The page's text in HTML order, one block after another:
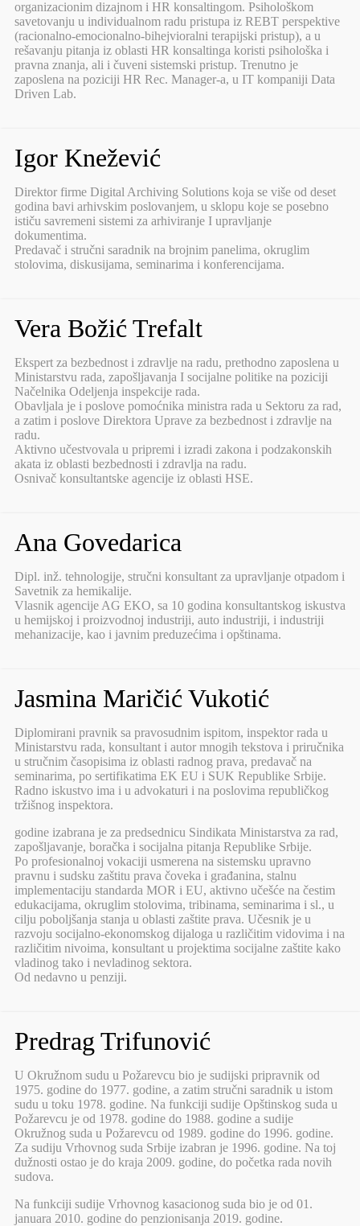
organizacionim dizajnom i HR konsaltingom. Psihološkom
savetovanju u individualnom radu pristupa iz REBT perspektive
(racionalno-emocionalno-bihejvioralni terapijski pristup), a u
rešavanju pitanja iz oblasti HR konsaltinga koristi psihološka i
pravna znanja, ali i čuveni sistemski pristup. Trenutno je
zaposlena na poziciji HR Rec. Manager-a, u IT kompaniji Data
Driven Lab.
Igor Knežević
Direktor firme Digital Archiving Solutions koja se više od deset
godina bavi arhivskim poslovanjem, u sklopu koje se posebno
ističu savremeni sistemi za arhiviranje I upravljanje
dokumentima.
Predavač i stručni saradnik na brojnim panelima, okruglim
stolovima, diskusijama, seminarima i konferencijama.
Vera Božić Trefalt
Ekspert za bezbednost i zdravlje na radu, prethodno zaposlena u
Ministarstvu rada, zapošljavanja I socijalne politike na poziciji
Načelnika Odeljenja inspekcije rada.
Obavljala je i poslove pomoćnika ministra rada u Sektoru za rad,
a zatim i poslove Direktora Uprave za bezbednost i zdravlje na
radu.
Aktivno učestvovala u pripremi i izradi zakona i podzakonskih
akata iz oblasti bezbednosti i zdravlja na radu.
Osnivač konsultantske agencije iz oblasti HSE.
Ana Govedarica
Dipl. inž. tehnologije, stručni konsultant za upravljanje otpadom i
Savetnik za hemikalije.
Vlasnik agencije AG EKO, sa 10 godina konsultantskog iskustva
u hemijskoj i proizvodnoj industriji, auto industriji, i industriji
mehanizacije, kao i javnim preduzećima i opštinama.
Jasmina Maričić Vukotić
Diplomirani pravnik sa pravosudnim ispitom, inspektor rada u
Ministarstvu rada, konsultant i autor mnogih tekstova i priručnika
u stručnim časopisima iz oblasti radnog prava, predavač na
seminarima, po sertifikatima EK EU i SUK Republike Srbije.
Radno iskustvo ima i u advokaturi i na poslovima republičkog
tržišnog inspektora.
godine izabrana je za predsednicu Sindikata Ministarstva za rad,
zapošljavanje, boračka i socijalna pitanja Republike Srbije.
Po profesionalnoj vokaciji usmerena na sistemsku upravno
pravnu i sudsku zaštitu prava čoveka i građanina, stalnu
implementaciju standarda MOR i EU, aktivno učešće na čestim
edukacijama, okruglim stolovima, tribinama, seminarima i sl., u
cilju poboljšanja stanja u oblasti zaštite prava. Učesnik je u
razvoju socijalno-ekonomskog dijaloga u različitim vidovima i na
različitim nivoima, konsultant u projektima socijalne zaštite kako
vladinog tako i nevladinog sektora.
Od nedavno u penziji.
Predrag Trifunović
U Okružnom sudu u Požarevcu bio je sudijski pripravnik od
1975. godine do 1977. godine, a zatim stručni saradnik u istom
sudu u toku 1978. godine. Na funkciji sudije Opštinskog suda u
Požarevcu je od 1978. godine do 1988. godine a sudije
Okružnog suda u Požarevcu od 1989. godine do 1996. godine.
Za sudiju Vrhovnog suda Srbije izabran je 1996. godine. Na toj
dužnosti ostao je do kraja 2009. godine, do početka rada novih
sudova.
Na funkciji sudije Vrhovnog kasacionog suda bio je od 01.
januara 2010. godine do penzionisanja 2019. godine.